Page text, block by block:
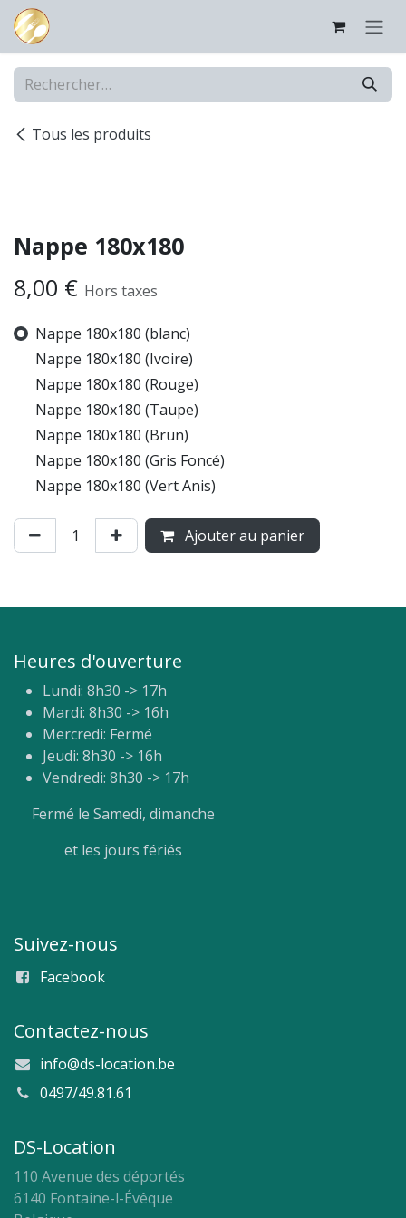
Se rendre au contenu
Tous les produits
Nappe 180x180
8,00 € Hors taxes
Nappe 180x180 (blanc)
Nappe 180x180 (Ivoire)
Nappe 180x180 (Rouge)
Nappe 180x180 (Taupe)
Nappe 180x180 (Brun)
Nappe 180x180 (Gris Foncé)
Nappe 180x180 (Vert Anis)
Ajouter au panier
Heures d'ouverture
Lundi: 8h30 -> 17h
Mardi: 8h30 -> 16h
Mercredi: Fermé
Jeudi: 8h30 -> 16h
Vendredi: 8h30 -> 17h
Fermé le Samedi, dimanche
et les jours fériés
Suivez-nous
Facebook
Contactez-nous
info@ds-location.be
0497/49.81.61
DS-Location
110 Avenue des déportés
6140 Fontaine-l-Évêque